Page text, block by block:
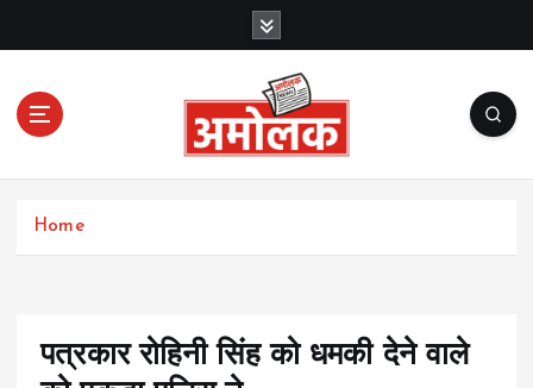
c
Amolak News
Home
पत्रकार रोहिनी सिंह को धमकी देने वाले